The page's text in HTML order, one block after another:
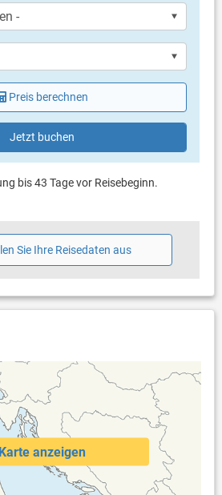
dem Grundstück
inklusive
Preis berechnen
Jetzt buchen
bis 43 Tage vor Reisebeginn.
Sie Ihre Reisedaten aus
Karte anzeigen